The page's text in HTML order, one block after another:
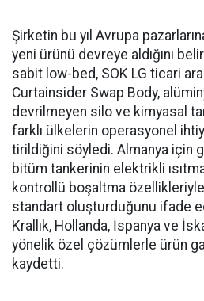
Şirketin bu yıl Avrupa
yeni ürünü devreye aldığını
sabit low-bed, SOK LG ticari
Curtainsider Swap Body,
devrilme­yen silo ve kimyasal
farklı ülkelerin ope­rasyonel
tirildiğini söyledi. Almanya için
bitüm tan­kerinin elektrikli
kontrollü boşalt­ma
standart oluşturduğunu ifade
Kral­lık, Hollanda, İspanya ve
yönelik özel çözümlerle ürün
kaydetti.